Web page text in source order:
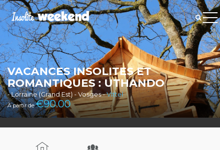
VACANCES INSOLITES ET
ROMANTIQUES : UTHANDO
- Lorraine (Grand Est) - Vosges -Vittel
À partir de€90.00